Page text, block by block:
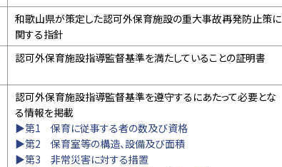
和歌山県が策定した認可外保育施設の重大事故再発防止策に
関する指針
認可外保育施設指導監督基準を満たしていることの証明書
認可外保育施設指導監督基準を遵守するにあたって必要とな
る情報を掲載
▶第1 保育に従事する者の数及び資格
▶第2 保育室等の構造、設備及び面積
▶第3 非常災害に対する措置